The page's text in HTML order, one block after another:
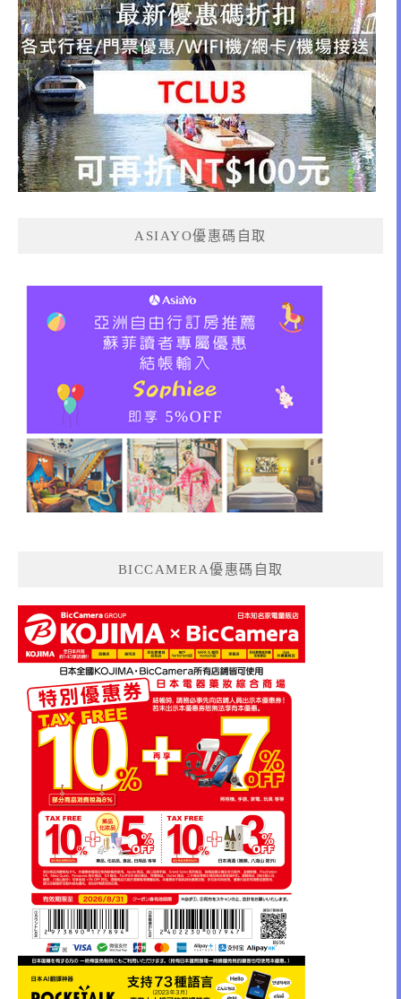
ASIAYO優惠碼自取
BICCAMERA優惠碼自取